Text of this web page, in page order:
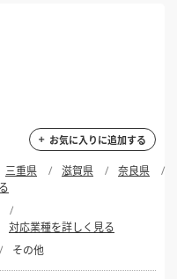
お気に入りに追加する
三重県 滋賀県
奈良県
対応業種を詳しく見る
その他